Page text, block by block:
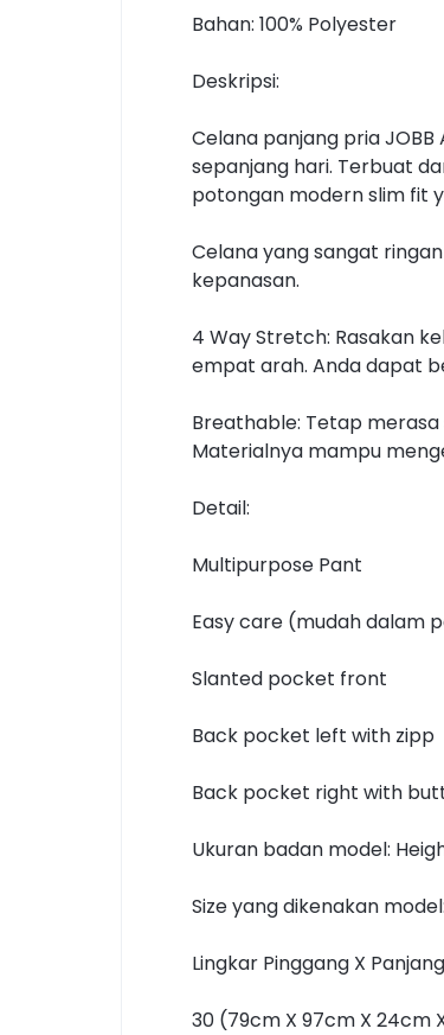
Bahan: 100% Polyester
Deskripsi:
Celana panjang pria
sepanjang hari. Terbuat
potongan modern slim fit
Celana yang sangat
kepanasan.
4 Way Stretch: Rasakan
empat arah. Anda dapat
Breathable: Tetap
Materialnya mampu
Detail:
Multipurpose Pant
Easy care (mudah dalam
Slanted pocket front
Back pocket left with zipp
Back pocket right with
Ukuran badan model:
Size yang dikenakan
Lingkar Pinggang X
30 (79cm X 97cm X 24cm